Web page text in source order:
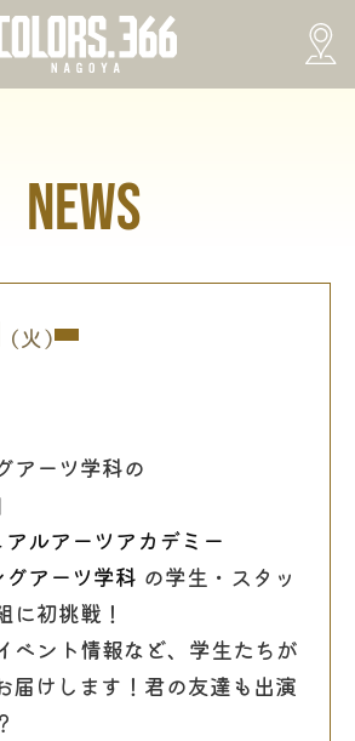
NEWS
(火)
アーツ学科の
ルアーツアカデミー
アーツ学科 の学生・スタッ
に初挑戦！
ベント情報など、学生たちが
届けします！君の友達も出演